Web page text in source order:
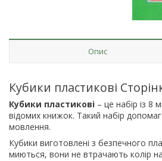
Опис
Кубики пластикові
Кубики пластикові – це набір із 8
відомих книжок. Такий набір
мовлення.
Кубики виготовлені з безпечного
миються, вони не втрачають колір